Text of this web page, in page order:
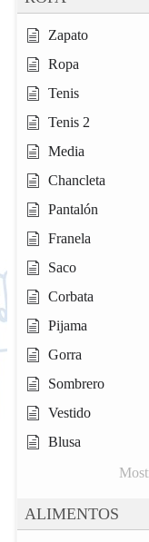
Zapato
Ropa
Tenis
Tenis 2
Media
Chancleta
Pantalón
Franela
Saco
Corbata
Pijama
Gorra
Sombrero
Vestido
Blusa
ALIMENTOS